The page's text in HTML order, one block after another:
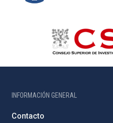
INFORMACIÓN GENERAL
Contacto